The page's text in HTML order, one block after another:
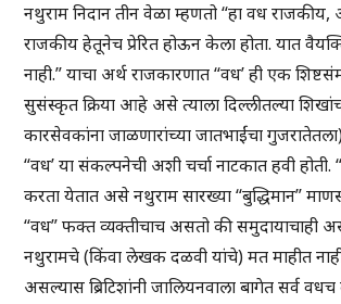
नथुराम निदान तीन वेळा म्हणतो “हा वध
राजकीय हेतूनेच प्रेरित होऊन केला होता. यात
नाही.” याचा अर्थ राजकारणात “वध’ ही एक
सुसंस्कृत क्रिया आहे असे त्याला दिल्लीतल्या
कारसेवकांना जाळणारांच्या जातभाईंचा
“वध’ या संकल्पनेची अशी चर्चा नाटकात हवी
करता येतात असे नथुराम सारख्या “बुद्धिमान”
“वध” फक्त व्यक्तीचाच असतो की समुदायाचाही
नथुरामचे (किंवा लेखक दळवी यांचे) मत माहीत
असल्यास ब्रिटिशांनी जालियनवाला बागेत सर्व